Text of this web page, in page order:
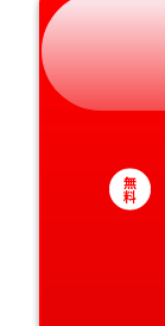
無
料